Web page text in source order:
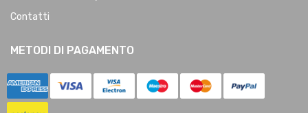
Contatti
METODI DI PAGAMENTO